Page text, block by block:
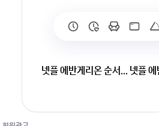
넷플 에반게리온 순서... 넷플